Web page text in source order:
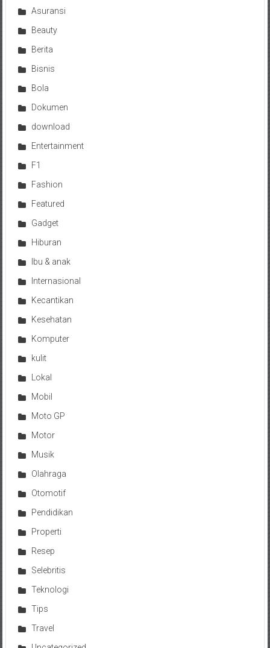
Asuransi
Beauty
Berita
Bisnis
Bola
Dokumen
download
Entertainment
F1
Fashion
Featured
Gadget
Hiburan
Ibu & anak
Internasional
Kecantikan
Kesehatan
Komputer
kulit
Lokal
Mobil
Moto GP
Motor
Musik
Olahraga
Otomotif
Pendidikan
Properti
Resep
Selebritis
Teknologi
Tips
Travel